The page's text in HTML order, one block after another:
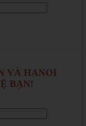
VÀ HANOI
BẠN!